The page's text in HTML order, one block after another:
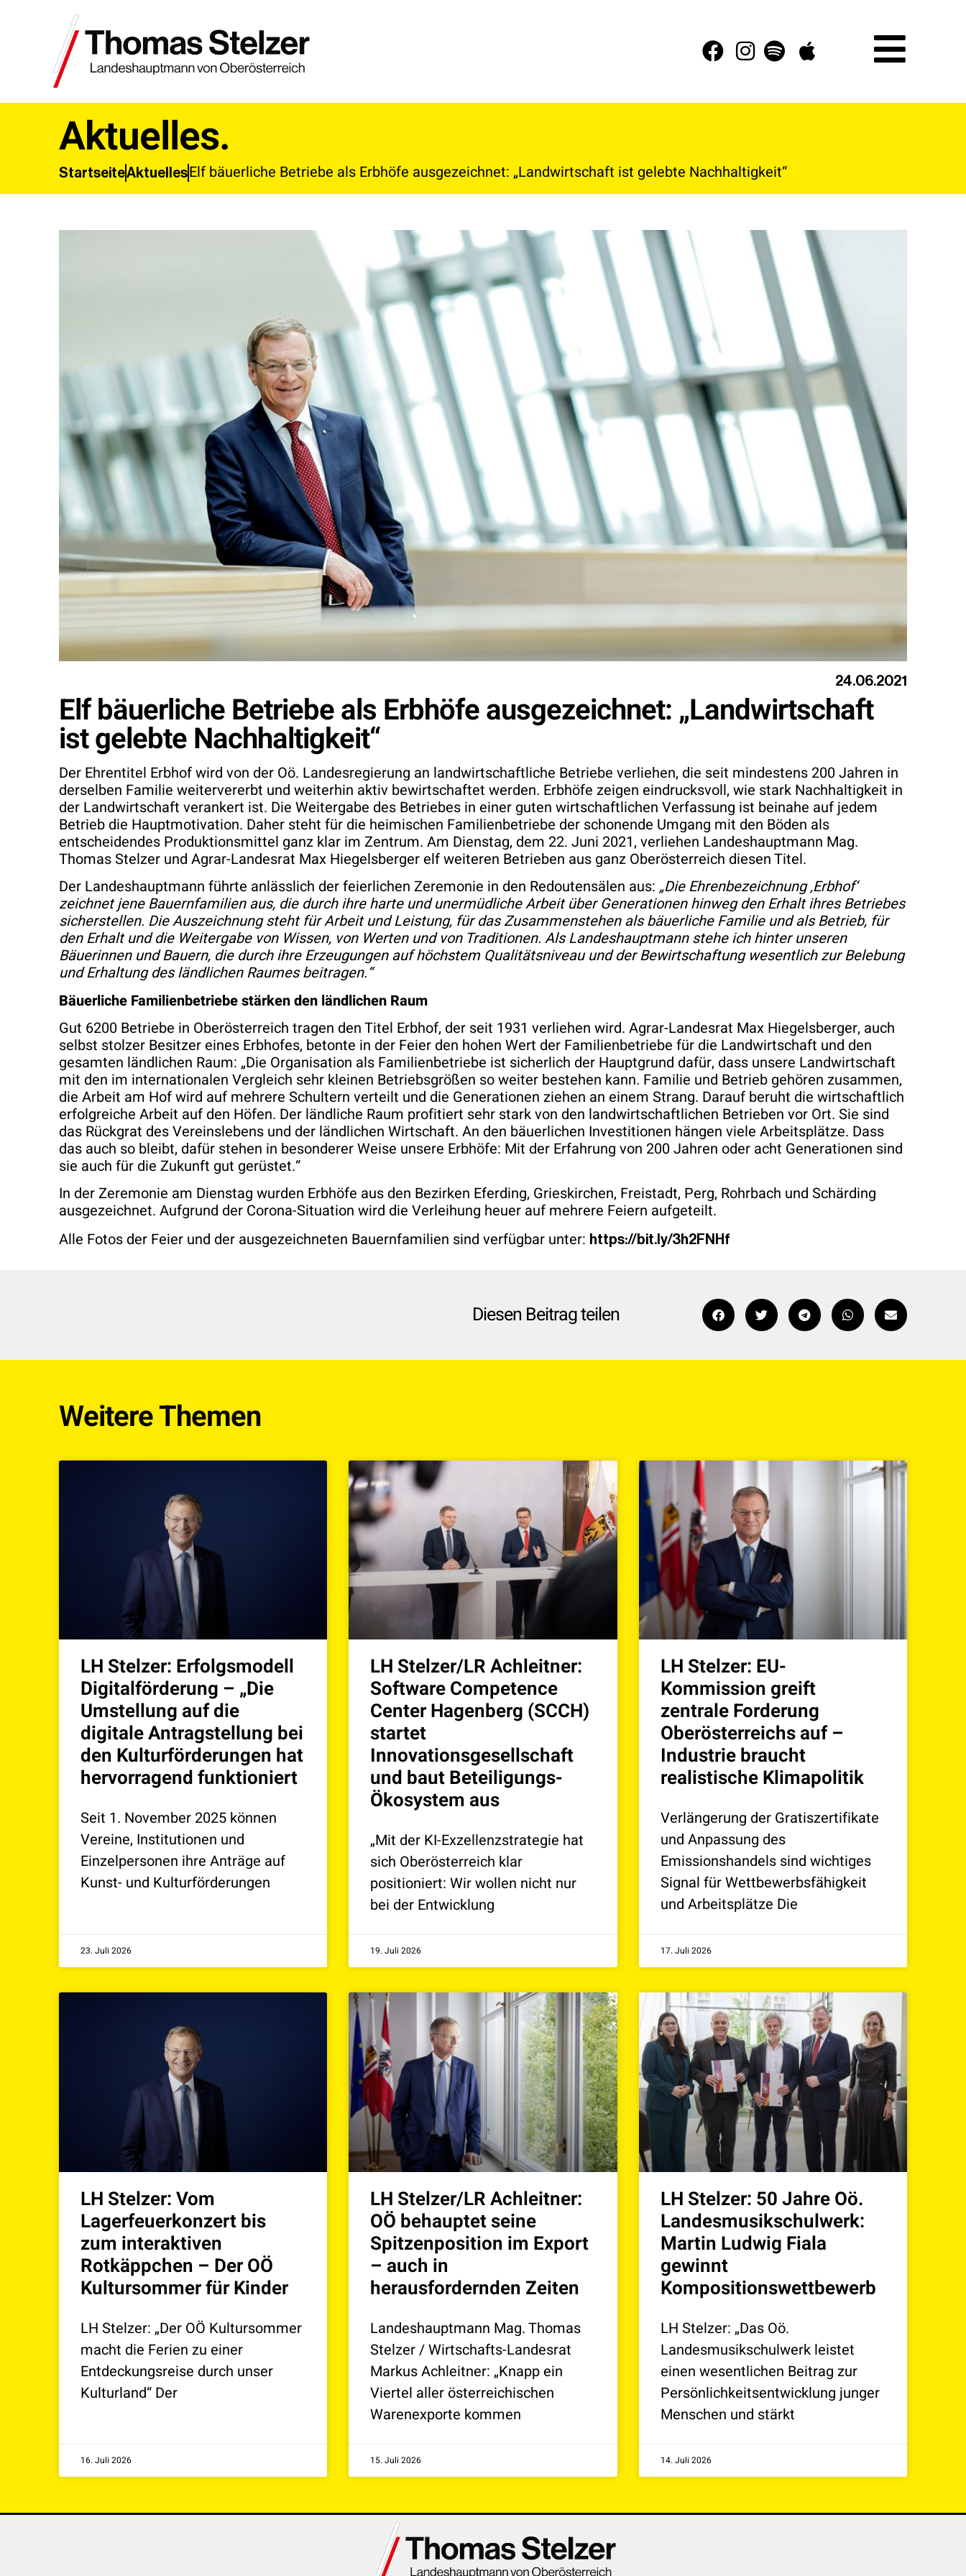
Aktuelles.
StartseiteAktuellesElf bäuerliche Betriebe als Erbhöfe ausgezeichnet: „Landwirtschaft ist gelebte Nachhaltigkeit“
24.06.2021
Elf bäuerliche Betriebe als Erbhöfe ausgezeichnet: „Landwirtschaft
ist gelebte Nachhaltigkeit“
Der Ehrentitel Erbhof wird von der Oö. Landesregierung an landwirtschaftliche Betriebe verliehen, die seit mindestens 200 Jahren in
derselben Familie weitervererbt und weiterhin aktiv bewirtschaftet werden. Erbhöfe zeigen eindrucksvoll, wie stark Nachhaltigkeit in
der Landwirtschaft verankert ist. Die Weitergabe des Betriebes in einer guten wirtschaftlichen Verfassung ist beinahe auf jedem
Betrieb die Hauptmotivation. Daher steht für die heimischen Familienbetriebe der schonende Umgang mit den Böden als
entscheidendes Produktionsmittel ganz klar im Zentrum. Am Dienstag, dem 22. Juni 2021, verliehen Landeshauptmann Mag.
Thomas Stelzer und Agrar-Landesrat Max Hiegelsberger elf weiteren Betrieben aus ganz Oberösterreich diesen Titel.
Der Landeshauptmann führte anlässlich der feierlichen Zeremonie in den Redoutensälen aus: „Die Ehrenbezeichnung ‚Erbhof‘
zeichnet jene Bauernfamilien aus, die durch ihre harte und unermüdliche Arbeit über Generationen hinweg den Erhalt ihres Betriebes
sicherstellen. Die Auszeichnung steht für Arbeit und Leistung, für das Zusammenstehen als bäuerliche Familie und als Betrieb, für
den Erhalt und die Weitergabe von Wissen, von Werten und von Traditionen. Als Landeshauptmann stehe ich hinter unseren
Bäuerinnen und Bauern, die durch ihre Erzeugungen auf höchstem Qualitätsniveau und der Bewirtschaftung wesentlich zur Belebung
und Erhaltung des ländlichen Raumes beitragen.“
Bäuerliche Familienbetriebe stärken den ländlichen Raum
Gut 6200 Betriebe in Oberösterreich tragen den Titel Erbhof, der seit 1931 verliehen wird. Agrar-Landesrat Max Hiegelsberger, auch
selbst stolzer Besitzer eines Erbhofes, betonte in der Feier den hohen Wert der Familienbetriebe für die Landwirtschaft und den
gesamten ländlichen Raum: „Die Organisation als Familienbetriebe ist sicherlich der Hauptgrund dafür, dass unsere Landwirtschaft
mit den im internationalen Vergleich sehr kleinen Betriebsgrößen so weiter bestehen kann. Familie und Betrieb gehören zusammen,
die Arbeit am Hof wird auf mehrere Schultern verteilt und die Generationen ziehen an einem Strang. Darauf beruht die wirtschaftlich
erfolgreiche Arbeit auf den Höfen. Der ländliche Raum profitiert sehr stark von den landwirtschaftlichen Betrieben vor Ort. Sie sind
das Rückgrat des Vereinslebens und der ländlichen Wirtschaft. An den bäuerlichen Investitionen hängen viele Arbeitsplätze. Dass
das auch so bleibt, dafür stehen in besonderer Weise unsere Erbhöfe: Mit der Erfahrung von 200 Jahren oder acht Generationen sind
sie auch für die Zukunft gut gerüstet.“
In der Zeremonie am Dienstag wurden Erbhöfe aus den Bezirken Eferding, Grieskirchen, Freistadt, Perg, Rohrbach und Schärding
ausgezeichnet. Aufgrund der Corona-Situation wird die Verleihung heuer auf mehrere Feiern aufgeteilt.
Alle Fotos der Feier und der ausgezeichneten Bauernfamilien sind verfügbar unter: https://bit.ly/3h2FNHf
Diesen Beitrag teilen
Weitere Themen
LH Stelzer: Erfolgsmodell
Digitalförderung – „Die
Umstellung auf die
digitale Antragstellung bei
den Kulturförderungen hat
hervorragend funktioniert
Seit 1. November 2025 können
Vereine, Institutionen und
Einzelpersonen ihre Anträge auf
Kunst- und Kulturförderungen
23. Juli 2026
LH Stelzer/LR Achleitner:
Software Competence
Center Hagenberg (SCCH)
startet
Innovationsgesellschaft
und baut Beteiligungs-
Ökosystem aus
„Mit der KI-Exzellenzstrategie hat
sich Oberösterreich klar
positioniert: Wir wollen nicht nur
bei der Entwicklung
19. Juli 2026
LH Stelzer: EU-
Kommission greift
zentrale Forderung
Oberösterreichs auf –
Industrie braucht
realistische Klimapolitik
Verlängerung der Gratiszertifikate
und Anpassung des
Emissionshandels sind wichtiges
Signal für Wettbewerbsfähigkeit
und Arbeitsplätze Die
17. Juli 2026
LH Stelzer: Vom
Lagerfeuerkonzert bis
zum interaktiven
Rotkäppchen – Der OÖ
Kultursommer für Kinder
LH Stelzer: „Der OÖ Kultursommer
macht die Ferien zu einer
Entdeckungsreise durch unser
Kulturland“ Der
16. Juli 2026
LH Stelzer/LR Achleitner:
OÖ behauptet seine
Spitzenposition im Export
– auch in
herausfordernden Zeiten
Landeshauptmann Mag. Thomas
Stelzer / Wirtschafts-Landesrat
Markus Achleitner: „Knapp ein
Viertel aller österreichischen
Warenexporte kommen
15. Juli 2026
LH Stelzer: 50 Jahre Oö.
Landesmusikschulwerk:
Martin Ludwig Fiala
gewinnt
Kompositionswettbewerb
LH Stelzer: „Das Oö.
Landesmusikschulwerk leistet
einen wesentlichen Beitrag zur
Persönlichkeitsentwicklung junger
Menschen und stärkt
14. Juli 2026